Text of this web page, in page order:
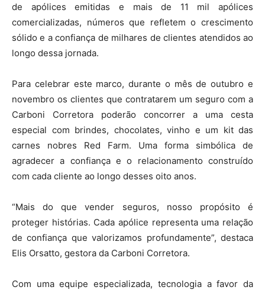
de apólices emitidas e mais de 11 mil apólices
comercializadas, números que refletem o crescimento
sólido e a confiança de milhares de clientes atendidos ao
longo dessa jornada.
Para celebrar este marco, durante o mês de outubro e
novembro os clientes que contratarem um seguro com a
Carboni Corretora poderão concorrer a uma cesta
especial com brindes, chocolates, vinho e um kit das
carnes nobres Red Farm. Uma forma simbólica de
agradecer a confiança e o relacionamento construído
com cada cliente ao longo desses oito anos.
“Mais do que vender seguros, nosso propósito é
proteger histórias. Cada apólice representa uma relação
de confiança que valorizamos profundamente”, destaca
Elis Orsatto, gestora da Carboni Corretora.
Com uma equipe especializada, tecnologia a favor da